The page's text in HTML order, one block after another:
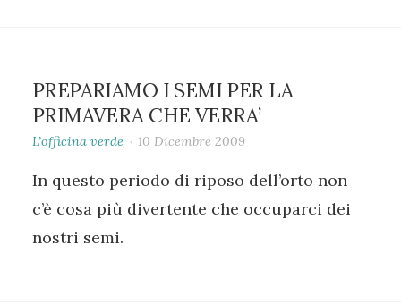
PREPARIAMO I SEMI PER LA
PRIMAVERA CHE VERRA’
L’officina verde 10 Dicembre 2009
In questo periodo di riposo dell’orto non
c’è cosa più divertente che occuparci dei
nostri semi.